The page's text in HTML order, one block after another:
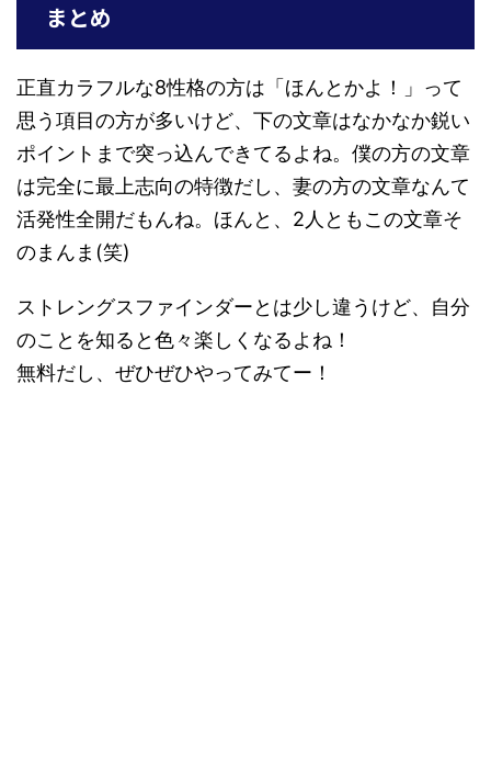
まとめ
正直カラフルな8性格の方は「ほんとかよ！」って
思う項目の方が多いけど、下の文章はなかなか鋭い
ポイントまで突っ込んできてるよね。僕の方の文章
は完全に最上志向の特徴だし、妻の方の文章なんて
活発性全開だもんね。ほんと、2人ともこの文章そ
のまんま(笑)
ストレングスファインダーとは少し違うけど、自分
のことを知ると色々楽しくなるよね！
無料だし、ぜひぜひやってみてー！